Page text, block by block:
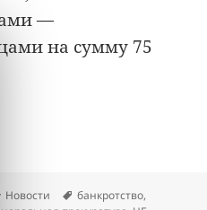
—
на сумму 75
Рубрики
Новости Метки
банкротство,